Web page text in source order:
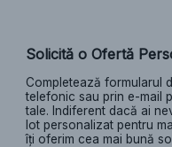
Solicită o Ofertă
Completează formularul
telefonic sau prin e-mail
tale. Indiferent dacă ai
lot personalizat pentru
îți oferim cea mai bună